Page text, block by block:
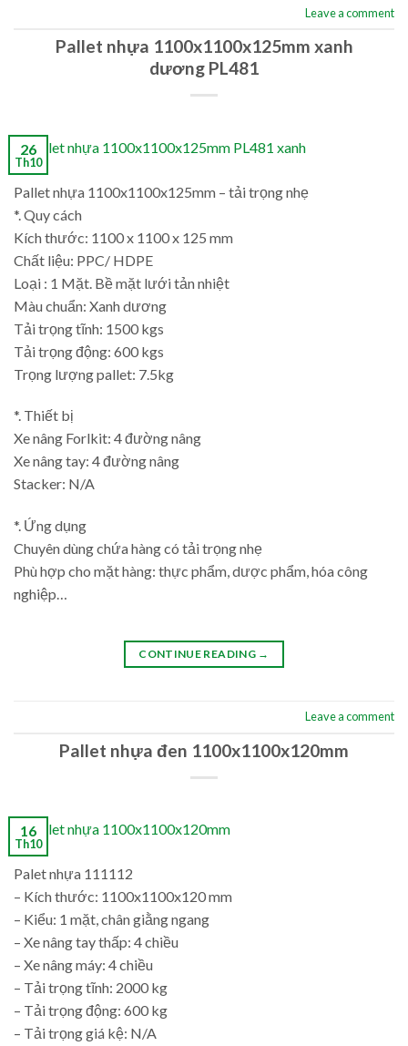
Leave a comment
Pallet nhựa 1100x1100x125mm xanh
dương PL481
26
Th10
Pallet nhựa 1100x1100x125mm – tải trọng nhẹ
*. Quy cách
Kích thước: 1100 x 1100 x 125 mm
Chất liệu: PPC/ HDPE
Loại : 1 Mặt. Bề mặt lưới tản nhiệt
Màu chuẩn: Xanh dương
Tải trọng tĩnh: 1500 kgs
Tải trọng động: 600 kgs
Trọng lượng pallet: 7.5kg
*. Thiết bị
Xe nâng Forlkit: 4 đường nâng
Xe nâng tay: 4 đường nâng
Stacker: N/A
*. Ứng dụng
Chuyên dùng chứa hàng có tải trọng nhẹ
Phù hợp cho mặt hàng: thực phẩm, dược phẩm, hóa công
nghiệp…
CONTINUE READING →
Leave a comment
Pallet nhựa đen 1100x1100x120mm
16
Th10
Palet nhựa 111112
– Kích thước: 1100x1100x120 mm
– Kiểu: 1 mặt, chân giằng ngang
– Xe nâng tay thấp: 4 chiều
– Xe nâng máy: 4 chiều
– Tải trọng tĩnh: 2000 kg
– Tải trọng động: 600 kg
– Tải trọng giá kệ: N/A